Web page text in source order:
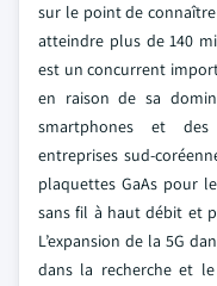
sur le point de
atteindre plus de 140
est un concurrent
en raison de sa
smartphones et des
entreprises sud-
plaquettes GaAs pour
sans fil à haut débit et
L’expansion de la 5G
dans la recherche et